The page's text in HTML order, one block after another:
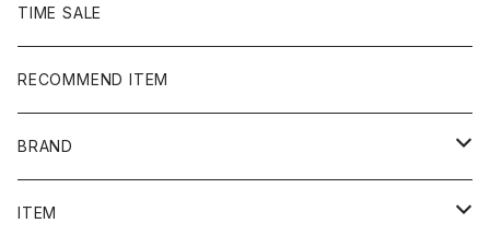
TIME SALE
RECOMMEND ITEM
BRAND
NIKE
ITEM